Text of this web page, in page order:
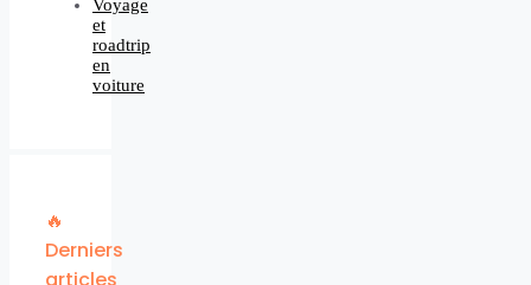
Voyage
et
roadtrip
en
voiture
🔥
Derniers